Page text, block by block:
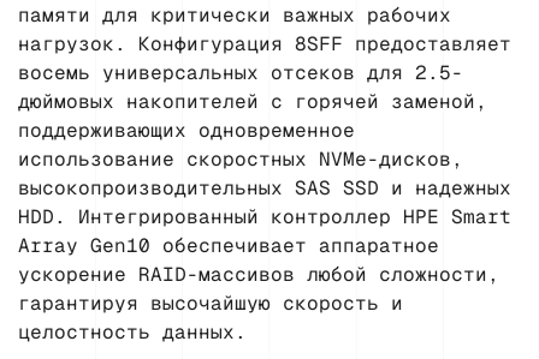
памяти для критически важных рабочих
нагрузок. Конфигурация 8SFF предоставляет
восемь универсальных отсеков для 2.5-
дюймовых накопителей с горячей заменой,
поддерживающих одновременное
использование скоростных NVMe-дисков,
высокопроизводительных SAS SSD и надежных
HDD. Интегрированный контроллер HPE Smart
Array Gen10 обеспечивает аппаратное
ускорение RAID-массивов любой сложности,
гарантируя высочайшую скорость и
целостность данных.